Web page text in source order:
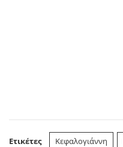
Ετικέτες Κεφαλογιάννη